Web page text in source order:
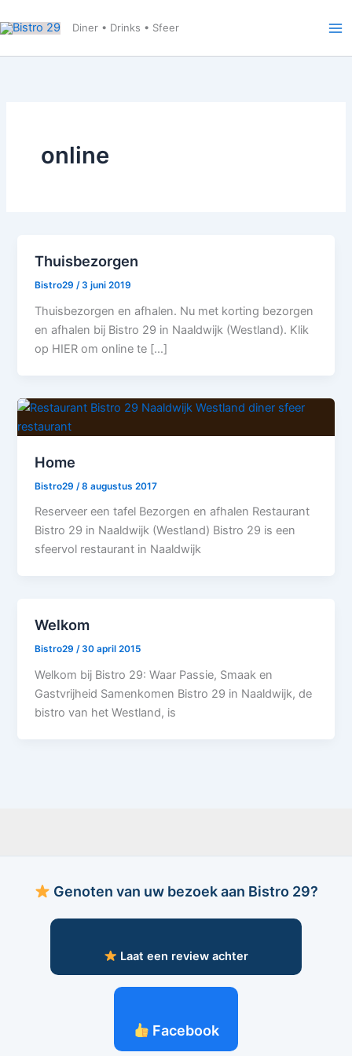
naar
Diner • Drinks • Sfeer
online
Thuisbezorgen
Bistro29/3 juni 2019
Thuisbezorgen en afhalen. Nu met korting bezorgen
en afhalen bij Bistro 29 in Naaldwijk (Westland). Klik
op HIER om online te […]
Home
Bistro29 /8 augustus 2017
Reserveer een tafel Bezorgen en afhalen Restaurant
Bistro 29 in Naaldwijk (Westland) Bistro 29 is een
sfeervol restaurant in Naaldwijk
Welkom
Bistro29/30 april 2015
Welkom bij Bistro 29: Waar Passie, Smaak en
Gastvrijheid Samenkomen Bistro 29 in Naaldwijk, de
bistro van het Westland, is
Genoten van uw bezoek aan Bistro 29?
Laat een review achter
Facebook